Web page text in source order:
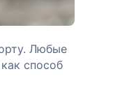
Любые
способ